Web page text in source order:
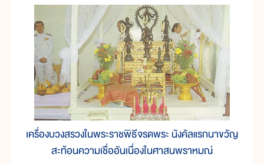
เครื่องบวงสรวงในพระราชพิธีจรดพระ นังคัลแรกนาขวัญ
สะท้อนความเชื่ออันเนื่องในศาสนพราหมณ์